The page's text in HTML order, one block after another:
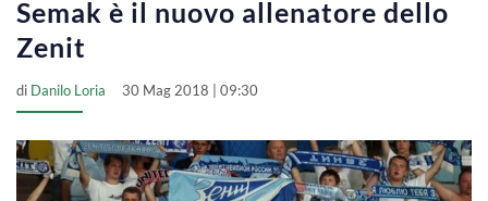
Semak è il nuovo allenatore dello
Zenit
di Danilo Loria 30 Mag 2018 | 09:30